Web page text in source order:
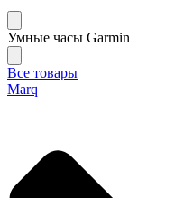
Умные часы Garmin
Все товары
Marq